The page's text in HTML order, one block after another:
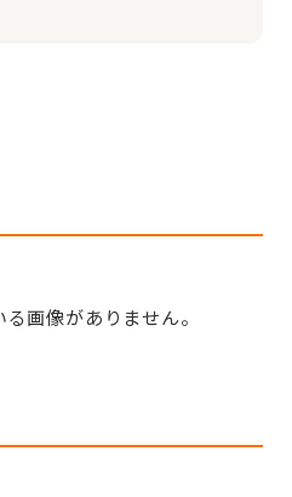
画像がありません。